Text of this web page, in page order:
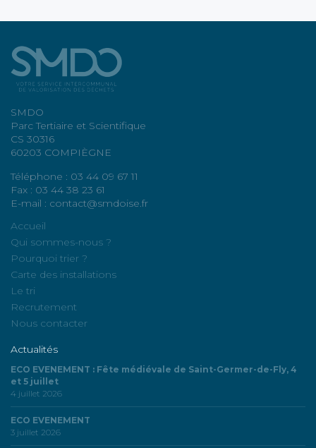
SMDO
Parc Tertiaire et Scientifique
CS 30316
60203 COMPIÈGNE
Téléphone : 03 44 09 67 11
Fax : 03 44 38 23 61
E-mail : contact@smdoise.fr
Accueil
Qui sommes-nous ?
Pourquoi trier ?
Carte des installations
Le tri
Recrutement
Nous contacter
Actualités
ECO EVENEMENT : Fête médiévale de Saint-Germer-de-Fly, 4
et 5 juillet
4 juillet 2026
ECO EVENEMENT
3 juillet 2026